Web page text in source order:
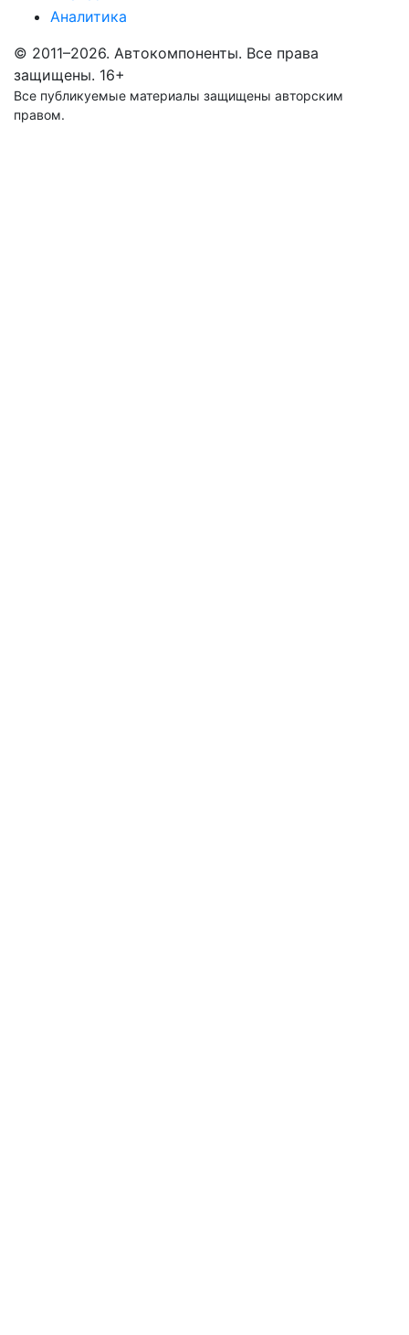
Аналитика
© 2011–2026. Автокомпоненты. Все права
защищены. 16+
Все публикуемые материалы защищены авторским
правом.